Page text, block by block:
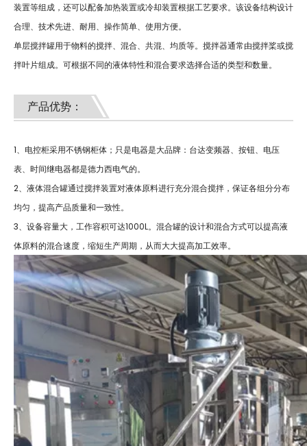
装置等组成，还可以配备加热装置或冷却装置根据工艺要求。该设备结构设计
合理、技术先进、耐用、操作简单、使用方便。
单层搅拌罐用于物料的搅拌、混合、共混、均质等。搅拌器通常由搅拌桨或搅
拌叶片组成。可根据不同的液体特性和混合要求选择合适的类型和数量。
产品优势：
1、电控柜采用不锈钢柜体；只是电器是大品牌：台达变频器、按钮、电压
表、时间继电器都是德力西电气的。
2、液体混合罐通过搅拌装置对液体原料进行充分混合搅拌，保证各组分分布
均匀，提高产品质量和一致性。
3、设备容量大，工作容积可达1000L。混合罐的设计和混合方式可以提高液
体原料的混合速度，缩短生产周期，从而大大提高加工效率。